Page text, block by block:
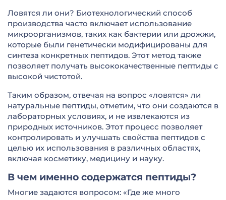
Ловятся ли они? Биотехнологический способ
производства часто включает использование
микроорганизмов, таких как бактерии или дрожжи,
которые были генетически модифицированы для
синтеза конкретных пептидов. Этот метод также
позволяет получать высококачественные пептиды с
высокой чистотой.
Таким образом, отвечая на вопрос «ловятся» ли
натуральные пептиды, отметим, что они создаются в
лабораторных условиях, и не извлекаются из
природных источников. Этот процесс позволяет
контролировать и улучшать свойства пептидов с
целью их использования в различных областях,
включая косметику, медицину и науку.
В чем именно содержатся пептиды?
Многие задаются вопросом: «Где же много